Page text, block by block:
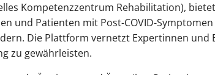
Kompetenzzentrum Rehabilitation),
und Patienten mit Post-COVID-
Die Plattform vernetzt Expertinnen und
zu gewährleisten.